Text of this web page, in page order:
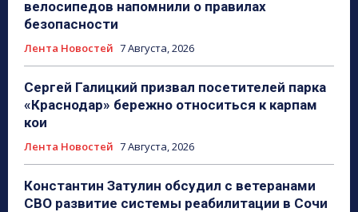
велосипедов напомнили о правилах
безопасности
Лента Новостей 7 Августа, 2026
Сергей Галицкий призвал посетителей парка
«Краснодар» бережно относиться к карпам
кои
Лента Новостей 7 Августа, 2026
Константин Затулин обсудил с ветеранами
СВО развитие системы реабилитации в Сочи